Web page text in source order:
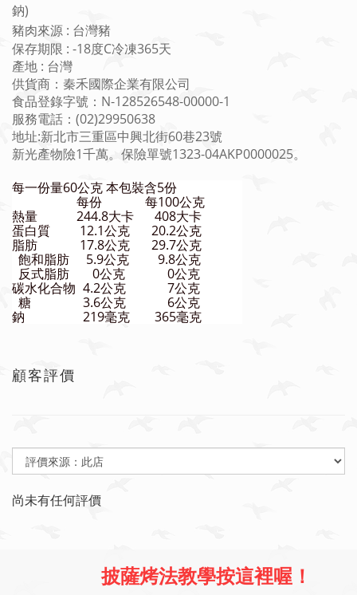
鈉)
豬肉來源 : 台灣豬
保存期限 : -18度C冷凍365天
產地 : 台灣
供貨商：秦禾國際企業有限公司
食品登錄字號：N-128526548-00000-1
服務電話：(02)29950638
地址:新北市三重區中興北街60巷23號
新光產物險1千萬。保險單號1323-04AKP0000025。
每一份量60公克 本包裝含5份
每份
每100公克
熱量
244.8大卡 408大卡
蛋白質
12.1公克
20.2公克
脂肪
17.8公克
29.7公克
飽和脂肪
5.9公克
9.8公克
反式脂肪
0公克
0公克
碳水化合物 4.2公克
7公克
糖
3.6公克
6公克
鈉
219毫克 365毫克
顧客評價
尚未有任何評價
披薩烤法教學按這裡喔！